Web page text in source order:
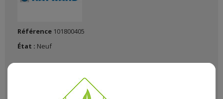
Référence 101800405
État : Neuf